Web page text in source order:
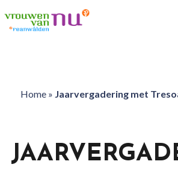
Home» Jaarvergadering met